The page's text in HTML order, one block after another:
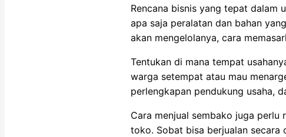
Rencana bisnis yang tepat dalam
apa saja peralatan dan bahan
akan mengelolanya, cara
Tentukan di mana tempat
warga setempat atau mau
perlengkapan pendukung usaha,
Cara menjual sembako juga perlu
toko. Sobat bisa berjualan secara